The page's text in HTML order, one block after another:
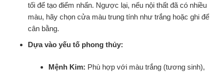
tối để tạo điểm nhấn. Ngược lại, nếu nội thất đã có nhiều
màu, hãy chọn cửa màu trung tính như trắng hoặc ghi để
cân bằng.
Dựa vào yếu tố phong thủy:
Mệnh Kim: Phù hợp với màu trắng (tương sinh),